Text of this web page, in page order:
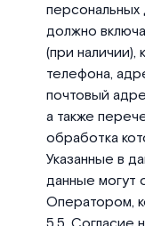
должно
(при
телефона,
почтовый
а также
обработка
Указанные в
данные могут
Оператором,